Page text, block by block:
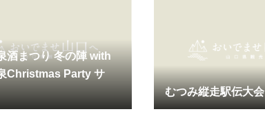
酒まつり 冬の陣 with
Christmas Party サ
むつみ縦走駅伝大会